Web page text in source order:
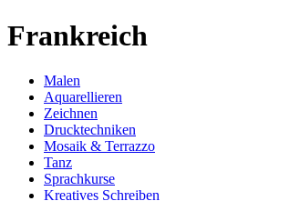
Frankreich
Malen
Aquarellieren
Zeichnen
Drucktechniken
Mosaik & Terrazzo
Tanz
Sprachkurse
Kreatives Schreiben